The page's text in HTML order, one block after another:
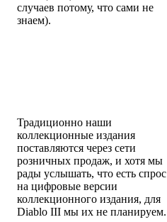
случаев потому, что сами не
знаем).
Традиционно наши
коллекционные издания
поставляются через сети
розничных продаж, и хотя мы
рады услышать, что есть спрос
на цифровые версии
коллекционного издания, для
Diablo III мы их не планируем.